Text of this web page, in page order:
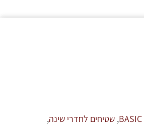
, שטיחים לחדרי שינה,